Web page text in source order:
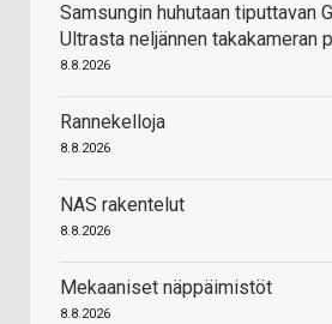
Samsungin huhutaan tiputtavan
Ultrasta neljännen takakameran
8.8.2026
Rannekelloja
8.8.2026
NAS rakentelut
8.8.2026
Mekaaniset näppäimistöt
8.8.2026